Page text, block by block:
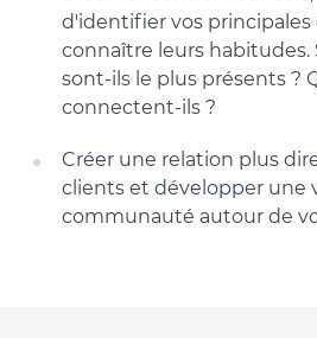
d'identifier vos principales
connaître leurs habitudes.
sont-ils le plus présents ?
connectent-ils ?
Créer une relation plus
clients et développer une
communauté autour de